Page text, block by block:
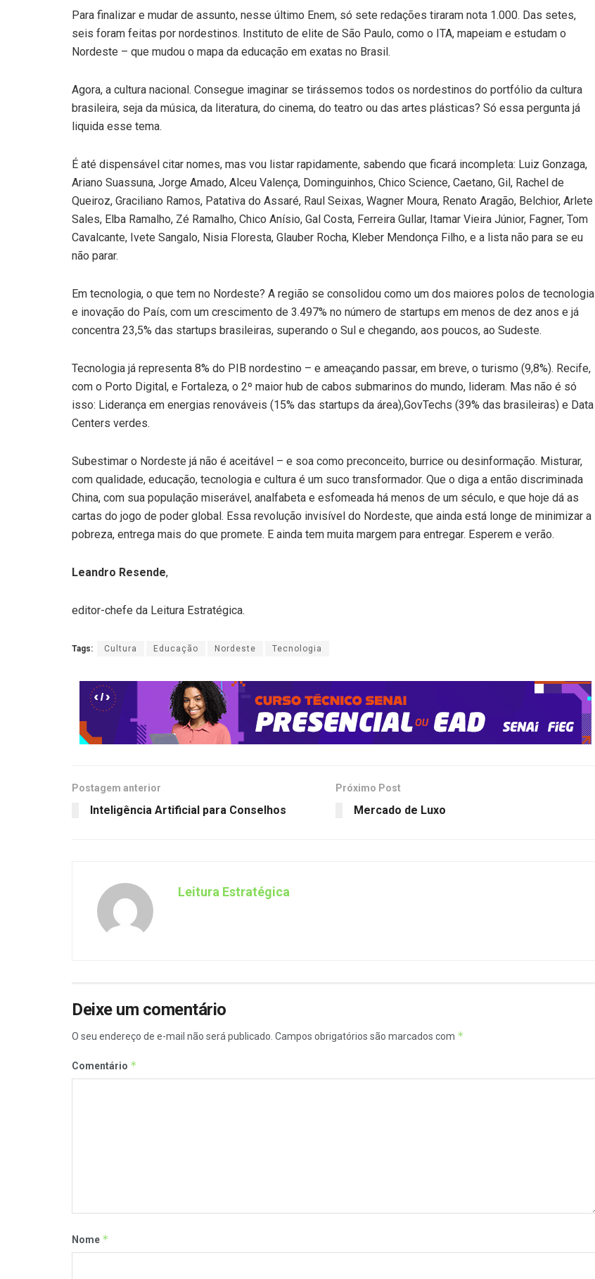
Para finalizar e mudar de assunto, nesse último Enem, só sete redações tiraram nota 1.000. Das setes,
seis foram feitas por nordestinos. Instituto de elite de São Paulo, como o ITA, mapeiam e estudam o
Nordeste – que mudou o mapa da educação em exatas no Brasil.
Agora, a cultura nacional. Consegue imaginar se tirássemos todos os nordestinos do portfólio da cultura
brasileira, seja da música, da literatura, do cinema, do teatro ou das artes plásticas? Só essa pergunta já
liquida esse tema.
É até dispensável citar nomes, mas vou listar rapidamente, sabendo que ficará incompleta: Luiz Gonzaga,
Ariano Suassuna, Jorge Amado, Alceu Valença, Dominguinhos, Chico Science, Caetano, Gil, Rachel de
Queiroz, Graciliano Ramos, Patativa do Assaré, Raul Seixas, Wagner Moura, Renato Aragão, Belchior, Arlete
Sales, Elba Ramalho, Zé Ramalho, Chico Anísio, Gal Costa, Ferreira Gullar, Itamar Vieira Júnior, Fagner, Tom
Cavalcante, Ivete Sangalo, Nisia Floresta, Glauber Rocha, Kleber Mendonça Filho, e a lista não para se eu
não parar.
Em tecnologia, o que tem no Nordeste? A região se consolidou como um dos maiores polos de tecnologia
e inovação do País, com um crescimento de 3.497% no número de startups em menos de dez anos e já
concentra 23,5% das startups brasileiras, superando o Sul e chegando, aos poucos, ao Sudeste.
Tecnologia já representa 8% do PIB nordestino – e ameaçando passar, em breve, o turismo (9,8%). Recife,
com o Porto Digital, e Fortaleza, o 2º maior hub de cabos submarinos do mundo, lideram. Mas não é só
isso: Liderança em energias renováveis (15% das startups da área),GovTechs (39% das brasileiras) e Data
Centers verdes.
Subestimar o Nordeste já não é aceitável – e soa como preconceito, burrice ou desinformação. Misturar,
com qualidade, educação, tecnologia e cultura é um suco transformador. Que o diga a então discriminada
China, com sua população miserável, analfabeta e esfomeada há menos de um século, e que hoje dá as
cartas do jogo de poder global. Essa revolução invisível do Nordeste, que ainda está longe de minimizar a
pobreza, entrega mais do que promete. E ainda tem muita margem para entregar. Esperem e verão.
Leandro Resende,
editor-chefe da Leitura Estratégica.
Tags: Cultura Educação Nordeste Tecnologia
Postagem anterior
Inteligência Artificial para Conselhos
Próximo Post
Mercado de Luxo
Leitura Estratégica
Deixe um comentário
O seu endereço de e-mail não será publicado. Campos obrigatórios são marcados com *
Comentário *
Nome *